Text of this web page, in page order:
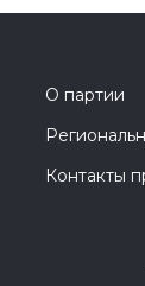
О партии
Контакты